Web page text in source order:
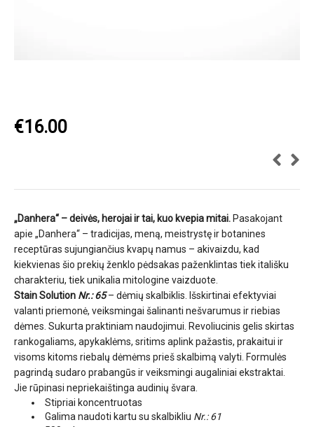
€16.00
„Danhera“ – deivės, herojai ir tai, kuo kvepia mitai. Pasakojant
apie „Danhera“ – tradicijas, meną, meistrystę ir botanines
receptūras sujungiančius kvapų namus – akivaizdu, kad
kiekvienas šio prekių ženklo pėdsakas paženklintas tiek itališku
charakteriu, tiek unikalia mitologine vaizduote.
Stain Solution Nr.: 65– dėmių skalbiklis. Išskirtinai efektyviai
valanti priemonė, veiksmingai šalinanti nešvarumus ir riebias
dėmes. Sukurta praktiniam naudojimui. Revoliucinis gelis skirtas
rankogaliams, apykaklėms, sritims aplink pažastis, prakaitui ir
visoms kitoms riebalų dėmėms prieš skalbimą valyti. Formulės
pagrindą sudaro prabangūs ir veiksmingi augaliniai ekstraktai.
Jie rūpinasi nepriekaištinga audinių švara.
Stipriai koncentruotas
Galima naudoti kartu su skalbikliu Nr.: 61